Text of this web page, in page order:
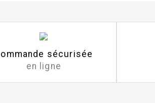
sécurisée
en ligne